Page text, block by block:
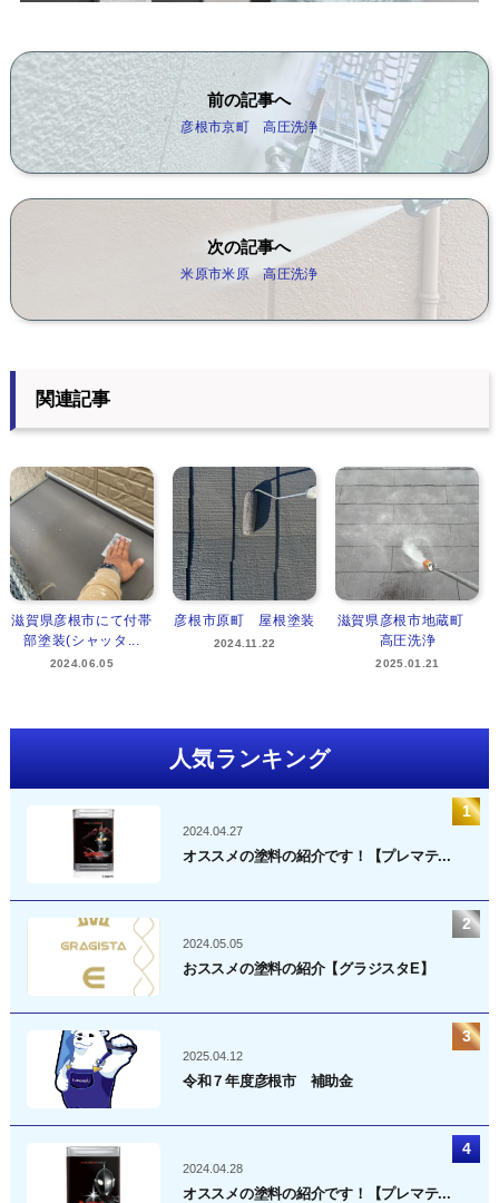
前の記事へ
彦根市京町 高圧洗浄
次の記事へ
米原市米原 高圧洗浄
関連記事
滋賀県彦根市にて付帯
部塗装(シャッタ...
2024.06.05
彦根市原町 屋根塗装
2024.11.22
滋賀県彦根市地蔵町
高圧洗浄
2025.01.21
人気ランキング
2024.04.27
オススメの塗料の紹介です！【プレマテ...
2024.05.05
おススメの塗料の紹介【グラジスタE】
2025.04.12
令和７年度彦根市 補助金
2024.04.28
オススメの塗料の紹介です！【プレマテ...